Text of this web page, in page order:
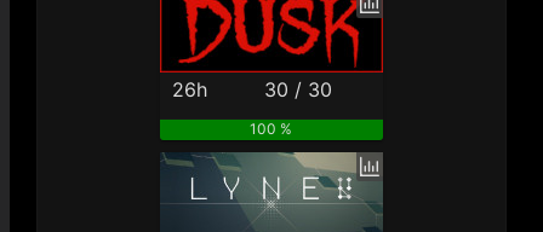
26h 30 / 30
100 %